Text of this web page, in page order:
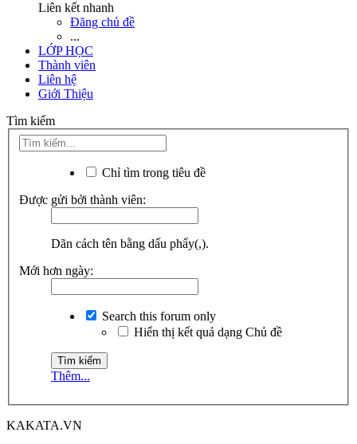
Liên kết nhanh
Đăng chủ đề
...
LỚP HỌC
Thành viên
Liên hệ
Giới Thiệu
Tìm kiếm
Chỉ tìm trong tiêu đề
Được gửi bởi thành viên:
Dãn cách tên bằng dấu phẩy(,).
Mới hơn ngày:
Search this forum only
Hiển thị kết quả dạng Chủ đề
Thêm...
KAKATA.VN